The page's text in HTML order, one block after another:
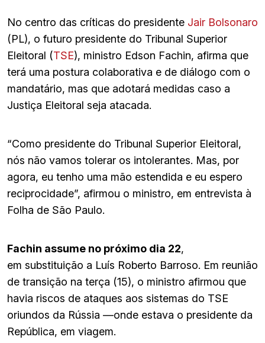
No centro das críticas do presidente Jair Bolsonaro
(PL), o futuro presidente do Tribunal Superior
Eleitoral (TSE), ministro Edson Fachin, afirma que
terá uma postura colaborativa e de diálogo com o
mandatário, mas que adotará medidas caso a
Justiça Eleitoral seja atacada.
“Como presidente do Tribunal Superior Eleitoral,
nós não vamos tolerar os intolerantes. Mas, por
agora, eu tenho uma mão estendida e eu espero
reciprocidade”, afirmou o ministro, em entrevista à
Folha de São Paulo.
Fachin assume no próximo dia 22,
em substituição a Luís Roberto Barroso. Em reunião
de transição na terça (15), o ministro afirmou que
havia riscos de ataques aos sistemas do TSE
oriundos da Rússia —onde estava o presidente da
República, em viagem.